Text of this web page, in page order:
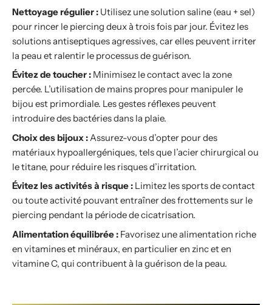
Nettoyage régulier : Utilisez une solution saline (eau + sel)
pour rincer le piercing deux à trois fois par jour. Évitez les
solutions antiseptiques agressives, car elles peuvent irriter
la peau et ralentir le processus de guérison.
Évitez de toucher : Minimisez le contact avec la zone
percée. L’utilisation de mains propres pour manipuler le
bijou est primordiale. Les gestes réflexes peuvent
introduire des bactéries dans la plaie.
Choix des bijoux : Assurez-vous d’opter pour des
matériaux hypoallergéniques, tels que l’acier chirurgical ou
le titane, pour réduire les risques d’irritation.
Évitez les activités à risque : Limitez les sports de contact
ou toute activité pouvant entraîner des frottements sur le
piercing pendant la période de cicatrisation.
Alimentation équilibrée : Favorisez une alimentation riche
en vitamines et minéraux, en particulier en zinc et en
vitamine C, qui contribuent à la guérison de la peau.